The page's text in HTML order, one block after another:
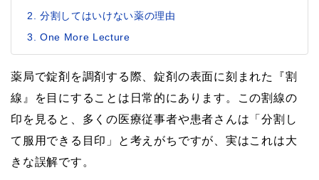
分割してはいけない薬の理由
One More Lecture
薬局で錠剤を調剤する際、錠剤の表面に刻まれた『割
線』を目にすることは日常的にあります。この割線の
印を見ると、多くの医療従事者や患者さんは「分割し
て服用できる目印」と考えがちですが、実はこれは大
きな誤解です。